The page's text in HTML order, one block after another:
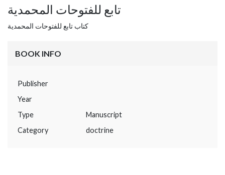
تابع للفتوحات المحمدية
كتاب تابع للفتوحات المحمدية
BOOK INFO
Publisher
Year
Type
Manuscript
Category
doctrine